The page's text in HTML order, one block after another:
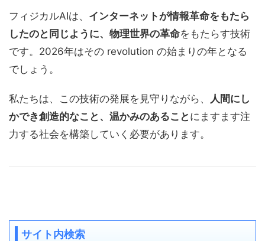
フィジカルAIは、 インターネットが情報革命をもたら
したのと同じように、物理世界の革命をもたらす技術
です。2026年はその revolution の始まりの年となる
でしょう。
私たちは、この技術の発展を見守りながら、
人間にし
かでき創造的なこと、温かみのあること にますます注
力する社会を構築していく必要があります。
サイト内検索